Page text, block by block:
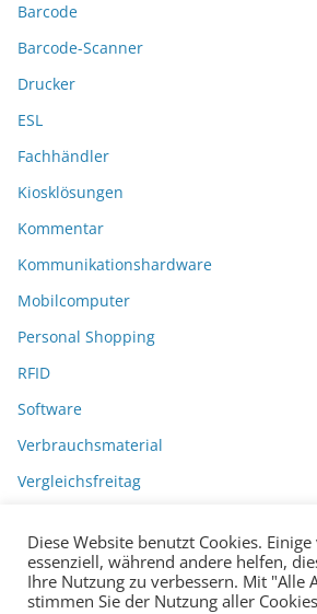
Barcode
Barcode-Scanner
Drucker
ESL
Fachhändler
Kiosklösungen
Kommentar
Kommunikationshardware
Mobilcomputer
Personal Shopping
RFID
Software
Verbrauchsmaterial
Vergleichsfreitag
Diese Website benutzt Cookies.
essenziell, während andere helfen,
Ihre Nutzung zu verbessern. Mit "Alle
stimmen Sie der Nutzung aller